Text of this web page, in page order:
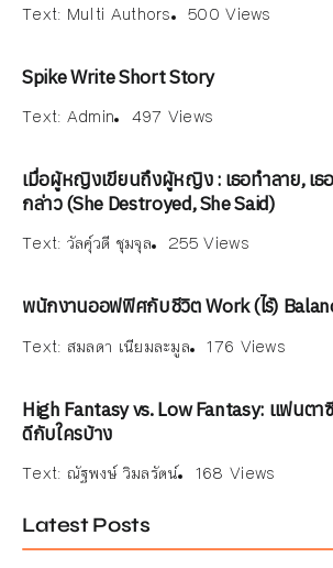
Text: Multi Authors 500 Views
Spike Write Short Story
Text: Admin 497 Views
เมื่อผู้หญิงเขียนถึงผู้หญิง : เธอทำลาย, เธอ
กล่าว (She Destroyed, She Said)
Text: วัลคุ์วดี ชุมจุล 255 Views
พนักงานออฟฟิศกับชีวิต Work (ไร้)
Text: สมลดา เนียมละมูล 176 Views
High Fantasy vs. Low Fantasy: แฟนตา
ดีกับใครบ้าง
Text: ณัฐพงษ์ วิมลรัตน์ 168 Views
Latest Posts